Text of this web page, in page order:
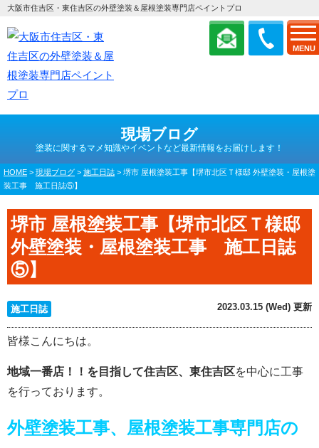
MENU
大阪市住吉区・東住吉区の外壁塗装＆屋根塗装専門店ペイントプロ
現場ブログ
塗装に関するマメ知識やイベントなど最新情報をお届けします！
HOME > 現場ブログ > 施工日誌 > 堺市 屋根塗装工事【堺市北区Ｔ様邸 外壁塗装・屋根塗
装工事 施工日誌⑤】
堺市 屋根塗装工事【堺市北区Ｔ様邸
外壁塗装・屋根塗装工事 施工日誌
⑤】
施工日誌 2023.03.15 (Wed) 更新
皆様こんにちは。
地域一番店！！を目指して住吉区、東住吉区を中心に工事
を行っております。
外壁塗装工事、屋根塗装工事専門店の